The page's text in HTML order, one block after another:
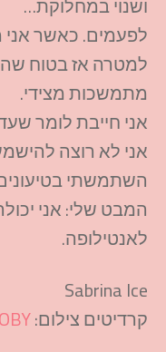
לפעמים. כאשר אני
למטרה אז בטוח
מתמשכות מצידי.
אני חייבת לומר
אני לא רוצה
השתמשתי
המבט שלי: אני
לאנטילופה.
Sabrina Ice
קרדיטים צילום: